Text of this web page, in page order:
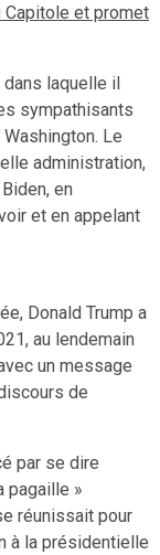
Capitole et promet
dans laquelle il
sympathisants
Le
administration,
en
et en appelant
Donald Trump a
au lendemain
un message
de
par se dire
pagaille »
réunissait pour
à la présidentielle